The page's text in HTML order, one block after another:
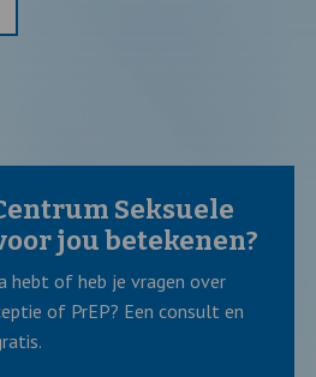
Seksuele
jou betekenen?
hebt of heb je vragen over
of PrEP? Een consult en